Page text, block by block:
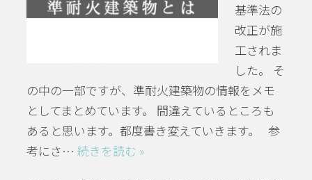
基準法の
改正が施
工されま
した。 そ
の中の一部ですが、準耐火建築物の情報をメモ
としてまとめています。 間違えているところも
あると思います。都度書き変えていきます。 参
考にさ… 続きを読む »